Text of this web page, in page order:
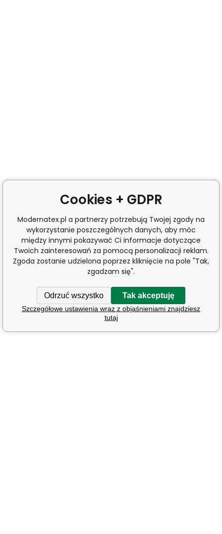
Cookies + GDPR
Modernatex.pl a partnerzy potrzebują Twojej zgody na
wykorzystanie poszczególnych danych, aby móc
między innymi pokazywać Ci informacje dotyczące
Twoich zainteresowań za pomocą personalizacji reklam.
Zgoda zostanie udzielona poprzez kliknięcie na pole "Tak,
zgadzam się".
Odrzuć wszystko Tak akceptuję
Szczegółowe ustawienia wraz z objaśnieniami znajdziesz
tutaj